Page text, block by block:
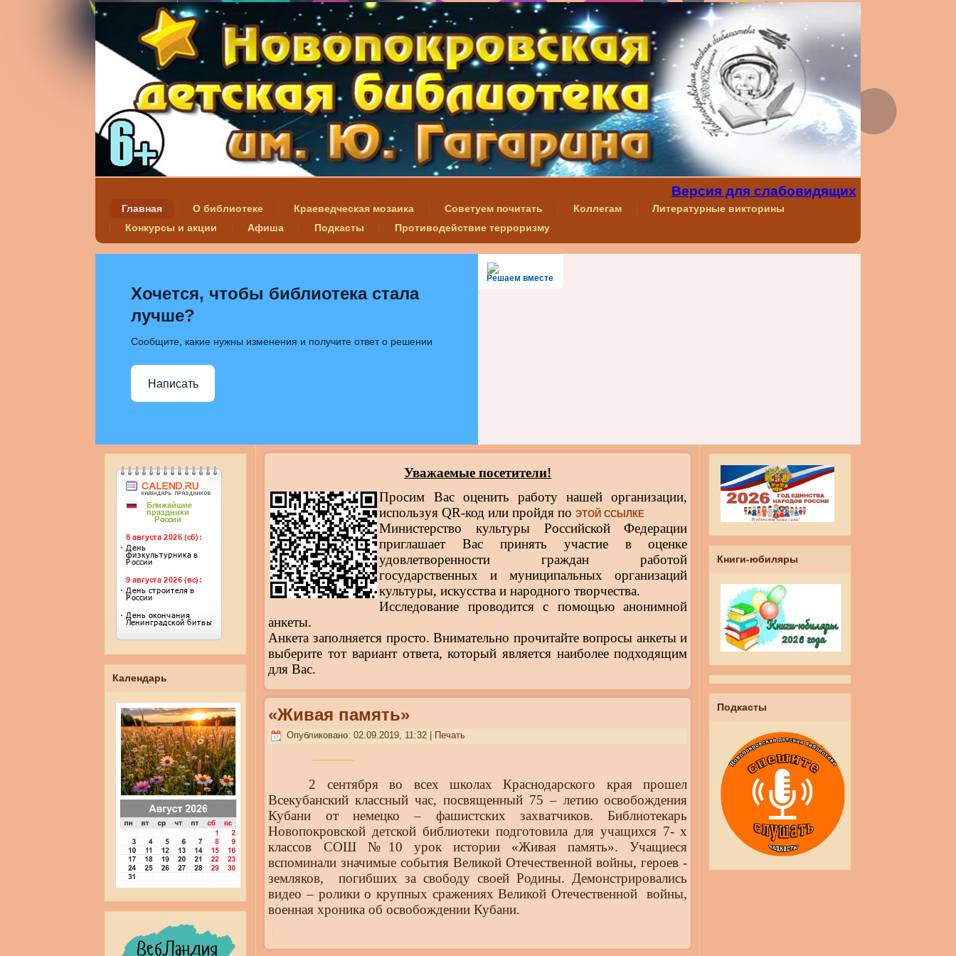
Версия для слабовидящих
Главная О библиотеке Краеведческая мозаика Советуем почитать Коллегам
Литературные викторины
Конкурсы и акции
Афиша Подкасты Противодействие терроризму
Решаем вместе
Хочется, чтобы библиотека стала
лучше?
Сообщите, какие нужны изменения и получите ответ о решении
Написать
Календарь
Уважаемые посетители!
Просим Вас оценить работу нашей организации,
используя QR-код или пройдя по ЭТОЙ ССЫЛКЕ
Министерство культуры Российской Федерации
приглашает Вас принять участие в оценке
удовлетворенности граждан работой
государственных и муниципальных организаций
культуры, искусства и народного творчества.
Исследование проводится с помощью анонимной
анкеты.
Анкета заполняется просто. Внимательно прочитайте вопросы анкеты и
выберите тот вариант ответа, который является наиболее подходящим
для Вас.
«Живая память»
Опубликовано: 02.09.2019, 11:32 Печать
2 сентября во всех школах Краснодарского края прошел
Всекубанский классный час, посвященный 75 – летию освобождения
Кубани от немецко – фашистских захватчиков. Библиотекарь
Новопокровской детской библиотеки подготовила для учащихся 7- х
классов СОШ №10 урок истории «Живая память». Учащиеся
вспоминали значимые события Великой Отечественной войны, героев -
земляков,
погибших за свободу своей Родины. Демонстрировались
видео – ролики о крупных сражениях Великой Отечественной
войны,
военная хроника об освобождении Кубани.
Книги-юбиляры
Подкасты